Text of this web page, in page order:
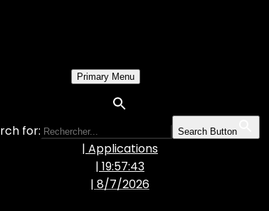
Primary Menu
for: Search Button
| Applications
| 19:57:44
| 8/7/2026